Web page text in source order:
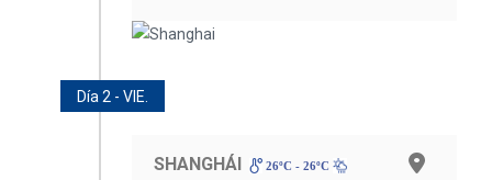
Día 2 - VIE.
SHANGHÁI 26ºC - 26ºC